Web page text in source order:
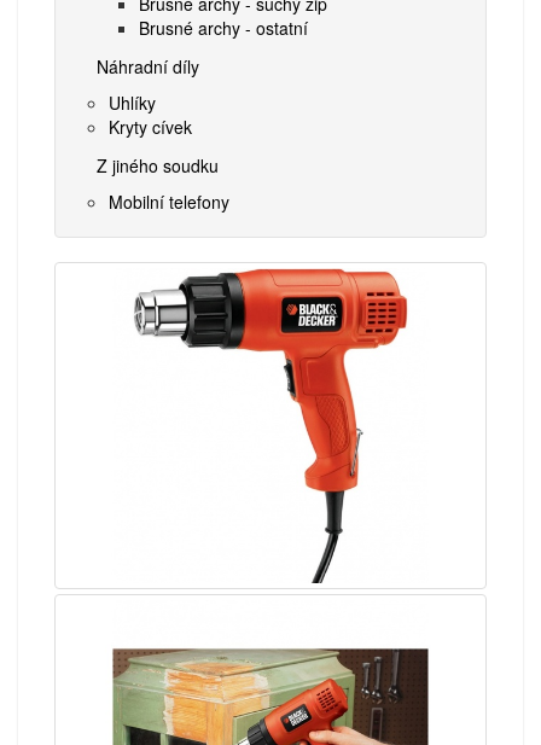
Brusné archy - ostatní
Náhradní díly
Uhlíky
Kryty cívek
Z jiného soudku
Mobilní telefony